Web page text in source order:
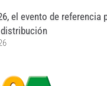
el evento de referencia